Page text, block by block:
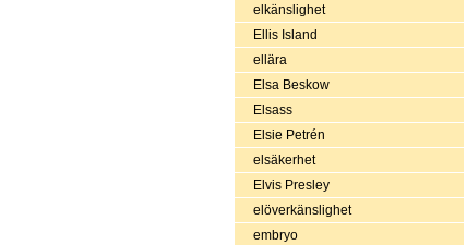
elkänslighet
Ellis Island
ellära
Elsa Beskow
Elsass
Elsie Petrén
elsäkerhet
Elvis Presley
elöverkänslighet
embryo